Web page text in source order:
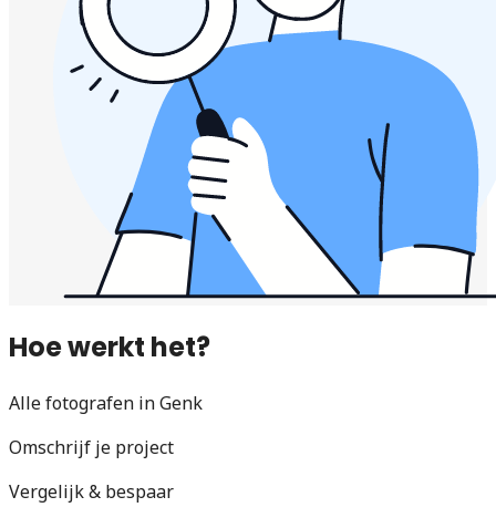
Hoe werkt het?
Alle fotografen in Genk
Omschrijf je project
Vergelijk & bespaar